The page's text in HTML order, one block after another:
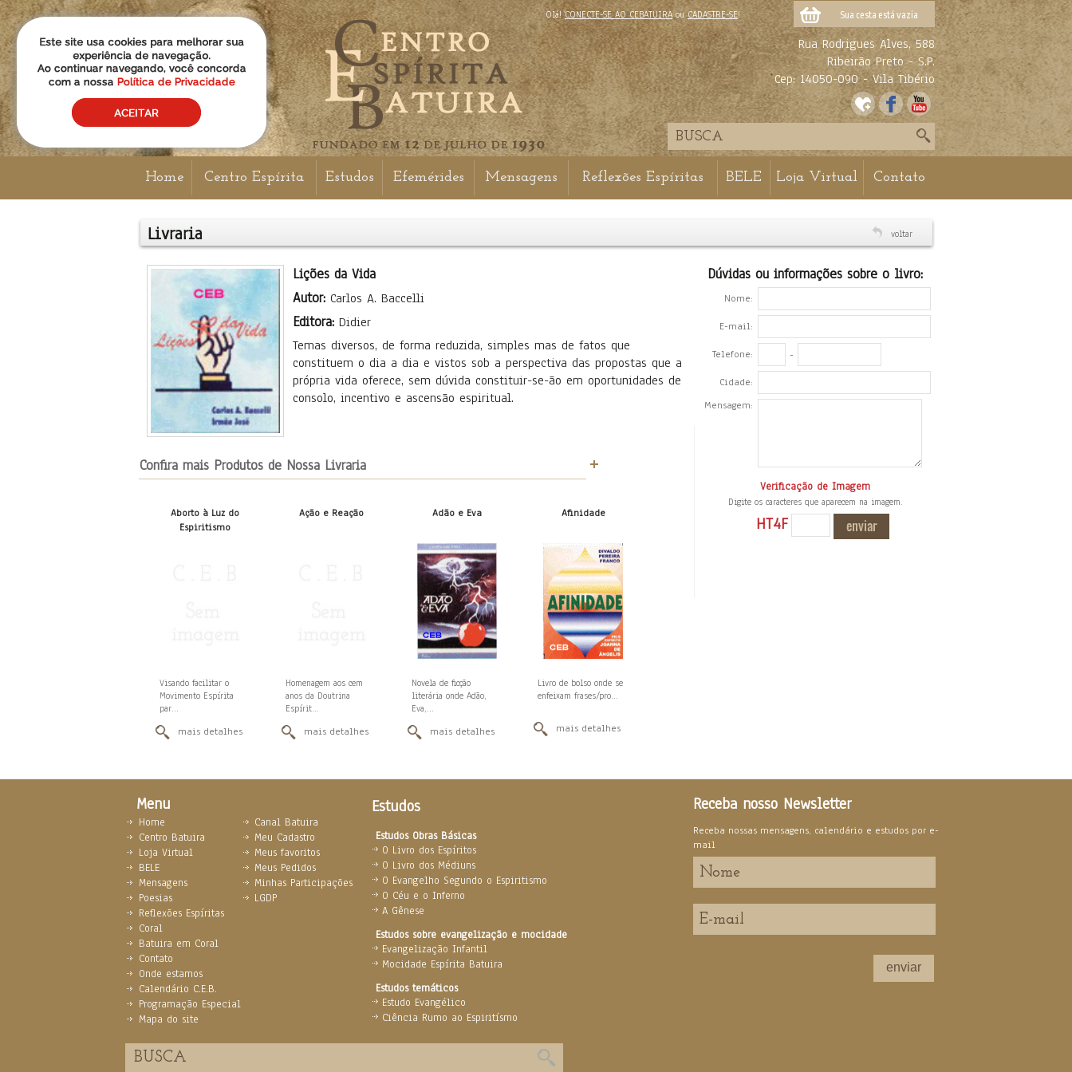
Olá!CONECTE-SE AO CEBATUIRAouCADASTRE-SE! Sua cesta está vazia
Rua Rodrigues Alves, 588
Ribeirão Preto - S.P.
Cep: 14050-090 - Vila Tibério
Home Centro Espírita Estudos Efemérides Mensagens Reflexões Espíritas BELE Loja Virtual Contato
Livraria voltar
Lições da Vida
Autor: Carlos A. Baccelli
Editora: Didier
Temas diversos, de forma reduzida, simples mas de fatos que
constituem o dia a dia e vistos sob a perspectiva das propostas que a
própria vida oferece, sem dúvida constituir-se-ão em oportunidades de
consolo, incentivo e ascensão espiritual.
Confira mais Produtos de Nossa Livraria
Aborto à Luz do
Espiritismo
Visando facilitar o
Movimento Espírita
par...
mais detalhes
Ação e Reação
Homenagem aos cem
anos da Doutrina
Espírit...
mais detalhes
Adão e Eva
Novela de ficção
literária onde Adão,
Eva,...
mais detalhes
Afinidade
Livro de bolso onde se
enfeixam frases/pro...
mais detalhes
Dúvidas ou informações sobre o livro:
Nome:
E-mail:
Telefone: -
Cidade:
Mensagem:
Verificação de Imagem
Digite os caracteres que aparecem na imagem.
HT4F
Menu Estudos
Estudos Obras Básicas
O Livro dos Espíritos
O Livro dos Médiuns
O Evangelho Segundo o Espiritismo
O Céu e o Inferno
A Gênese
Estudos sobre evangelização e mocidade
Evangelização Infantil
Mocidade Espírita Batuira
Estudos temáticos
Estudo Evangélico
Ciência Rumo ao Espiritísmo
Home
Centro Batuira
Loja Virtual
BELE
Mensagens
Poesias
Reflexões Espíritas
Coral
Batuira em Coral
Contato
Onde estamos
Calendário C.E.B.
Programação Especial
Mapa do site
Canal Batuira
Meu Cadastro
Meus favoritos
Meus Pedidos
Minhas Participações
LGDP
Receba nosso Newsletter
Receba nossas mensagens, calendário e estudos por e-
mail
enviar